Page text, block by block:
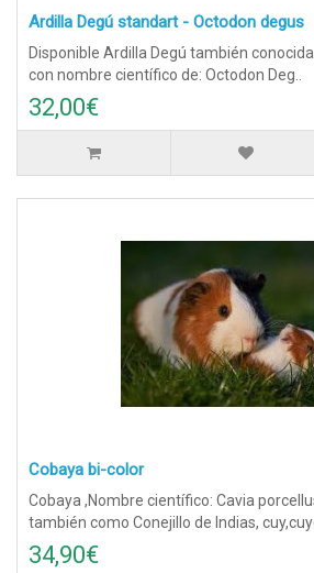
Ardilla Degú standart - Octodon degus
Disponible Ardilla Degú también
con nombre científico de: Octodon Deg..
32,00€
Cobaya bi-color
Cobaya ,Nombre científico: Cavia
también como Conejillo de Indias,
34,90€